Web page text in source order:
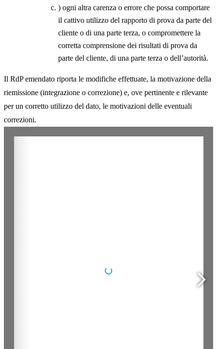
) ogni altra carenza o errore che possa comportare
il cattivo utilizzo del rapporto di prova da parte del
cliente o di una parte terza, o compromettere la
corretta comprensione dei risultati di prova da
parte del cliente, di una parte terza o dell’autorità.
Il RdP emendato riporta le modifiche effettuate, la motivazione della
riemissione (integrazione o correzione) e, ove pertinente e rilevante
per un corretto utilizzo del dato, le motivazioni delle eventuali
correzioni.